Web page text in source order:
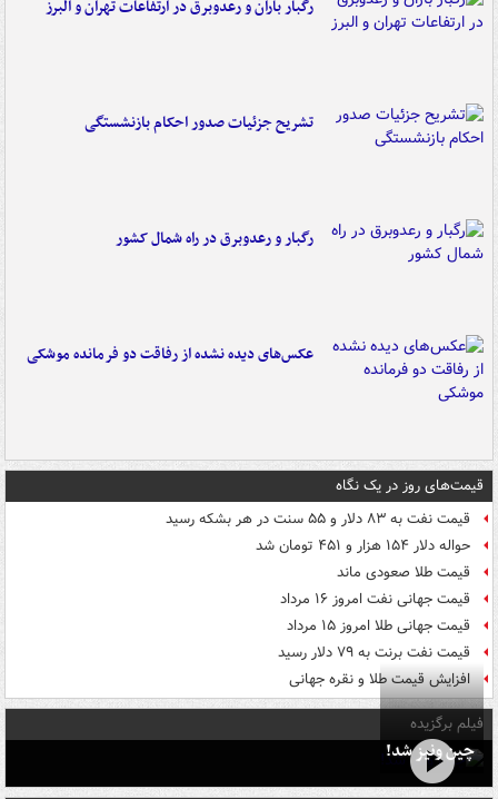
رگبار باران و رعدوبرق در ارتفاعات تهران و البرز
تشریح جزئیات صدور احکام بازنشستگی
رگبار و رعدوبرق در راه شمال کشور
عکس‌های دیده نشده از رفاقت دو فرمانده‌ موشکی
قیمت‌های روز در یک نگاه
قیمت نفت به ۸۳ دلار و ۵۵ سنت در هر بشکه رسید
حواله دلار ۱۵۴ هزار و ۴۵۱ تومان شد
قیمت طلا صعودی ماند
قیمت جهانی نفت امروز ۱۶ مرداد
قیمت جهانی طلا امروز ۱۵ مرداد
قیمت نفت برنت به ۷۹ دلار رسید
افزایش قیمت طلا و نقره جهانی
فیلم برگزیده
چین ونیز شد!